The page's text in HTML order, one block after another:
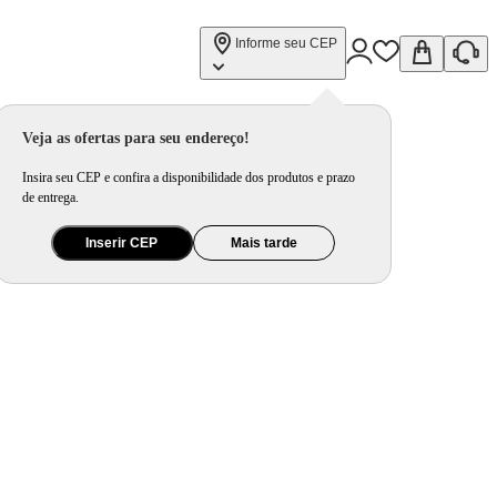
Informe seu CEP
Veja as ofertas para seu endereço!
Insira seu CEP e confira a disponibilidade dos produtos e prazo
de entrega.
Inserir CEP Mais tarde